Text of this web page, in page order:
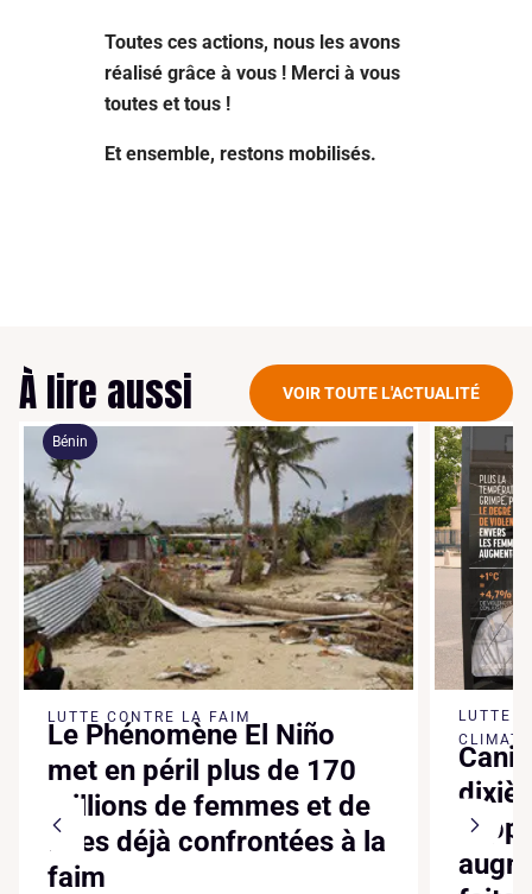
Toutes ces actions, nous les avons
réalisé grâce à vous ! Merci à vous
toutes et tous !
Et ensemble, restons mobilisés.
À lire aussi VOIR TOUTE L'ACTUALITÉ
Bénin
LUTTE CONTRE LA FAIM
Le Phénomène El Niño
met en péril plus de 170
millions de femmes et de
filles déjà confrontées à la
faim
LUTTE